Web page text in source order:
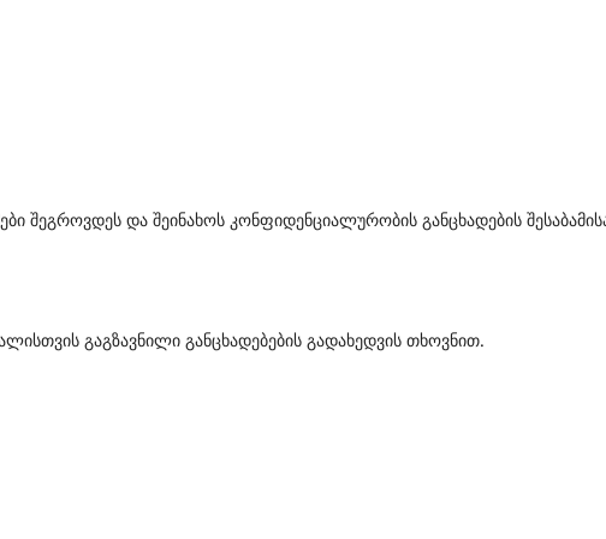
შეგროვდეს და შეინახოს კონფიდენციალურობის განცხადების
გაგზავნილი განცხადებების გადახედვის თხოვნით.